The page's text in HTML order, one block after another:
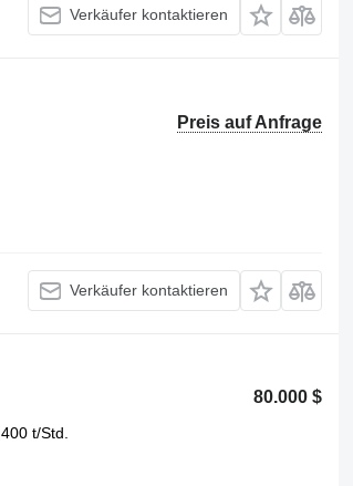
Verkäufer kontaktieren
Preis auf Anfrage
Verkäufer kontaktieren
80.000 $
400 t/Std.